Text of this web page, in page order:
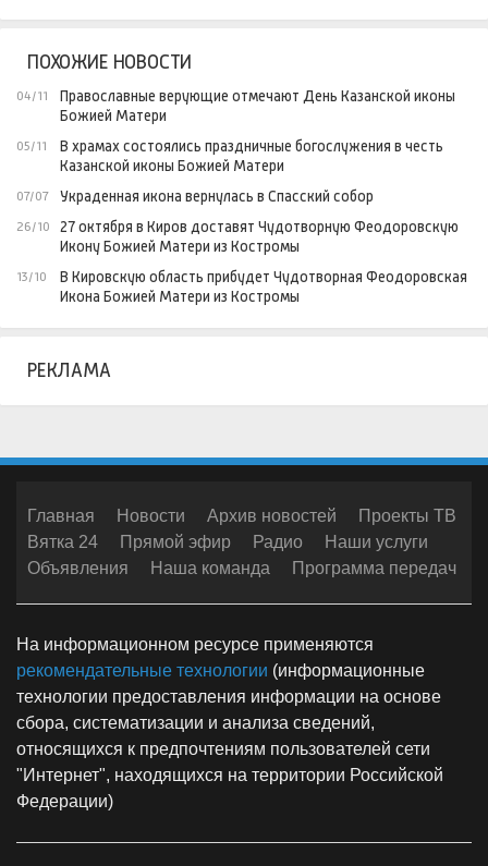
ПОХОЖИЕ НОВОСТИ
04/11
Православные верующие отмечают День Казанской иконы
Божией Матери
05/11
В храмах состоялись праздничные богослужения в честь
Казанской иконы Божией Матери
07/07 Украденная икона вернулась в Спасский собор
26/10
27 октября в Киров доставят Чудотворную Феодоровскую
Икону Божией Матери из Костромы
13/10
В Кировскую область прибудет Чудотворная Феодоровская
Икона Божией Матери из Костромы
РЕКЛАМА
Главная Новости Архив новостей
Проекты ТВ
Вятка 24
Прямой эфир Радио
Наши услуги
Объявления
Наша команда Программа передач
На информационном ресурсе применяются
рекомендательные технологии (информационные
технологии предоставления информации на основе
сбора, систематизации и анализа сведений,
относящихся к предпочтениям пользователей сети
"Интернет", находящихся на территории Российской
Федерации)